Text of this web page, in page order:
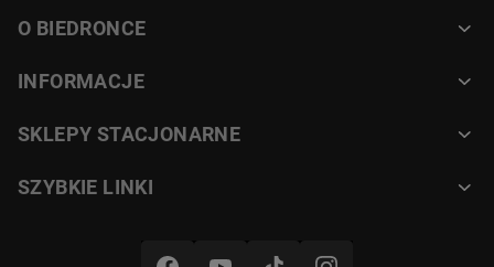
O BIEDRONCE
INFORMACJE
SKLEPY STACJONARNE
SZYBKIE LINKI